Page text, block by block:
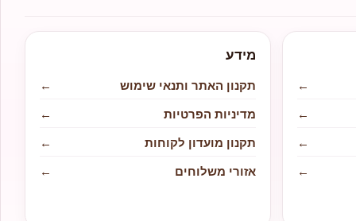
←
←
←
←
מידע
תקנון האתר ותנאי שימוש
←
מדיניות הפרטיות
←
תקנון מועדון לקוחות
←
אזורי משלוחים
←